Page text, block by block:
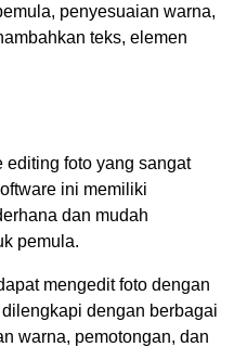
penyesuaian warna,
teks, elemen
editing foto yang sangat
ini memiliki
dan mudah
pemula.
mengedit foto dengan
dengan berbagai
warna, pemotongan, dan